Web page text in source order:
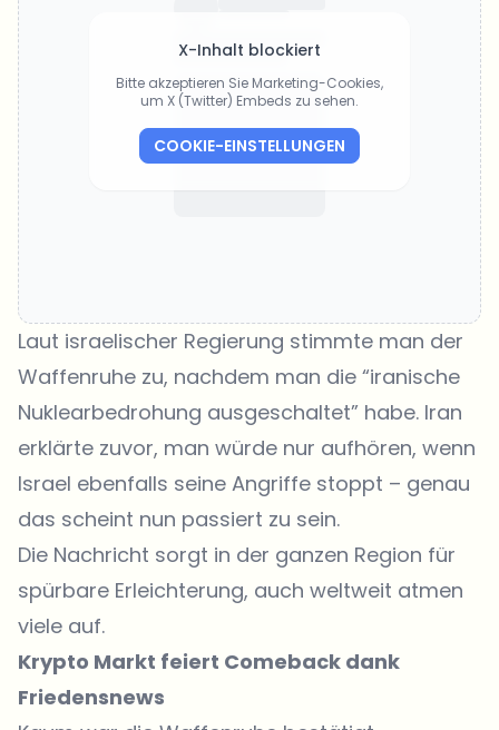
X-Inhalt blockiert
Bitte akzeptieren Sie Marketing-Cookies,
um X (Twitter) Embeds zu sehen.
COOKIE-EINSTELLUNGEN
Laut israelischer Regierung stimmte man der
Waffenruhe zu, nachdem man die “iranische
Nuklearbedrohung ausgeschaltet” habe. Iran
erklärte zuvor, man würde nur aufhören, wenn
Israel ebenfalls seine Angriffe stoppt – genau
das scheint nun passiert zu sein.
Die Nachricht sorgt in der ganzen Region für
spürbare Erleichterung, auch weltweit atmen
viele auf.
Krypto Markt feiert Comeback dank
Friedensnews